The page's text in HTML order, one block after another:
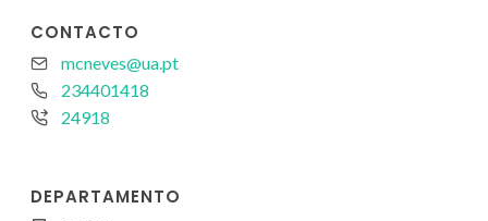
CONTACTO
mcneves@ua.pt
234401418
24918
DEPARTAMENTO